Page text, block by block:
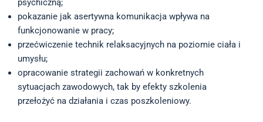
psychiczną;
pokazanie jak asertywna komunikacja wpływa na
funkcjonowanie w pracy;
przećwiczenie technik relaksacyjnych na poziomie ciała i
umysłu;
opracowanie strategii zachowań w konkretnych
sytuacjach zawodowych, tak by efekty szkolenia
przełożyć na działania i czas poszkoleniowy.